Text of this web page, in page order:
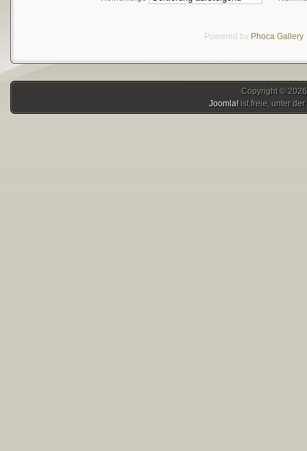
Powered by Phoca Gallery
Copyright ©
Joomla! ist freie, unter der